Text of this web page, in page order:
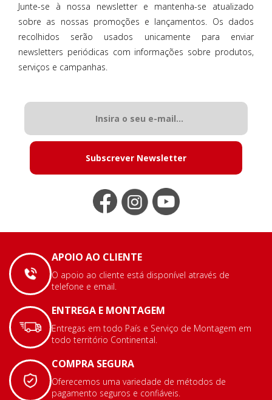
Junte-se à nossa newsletter e mantenha-se atualizado
sobre as nossas promoções e lançamentos. Os dados
recolhidos serão usados unicamente para enviar
newsletters periódicas com informações sobre produtos,
serviços e campanhas.
Subscrever Newsletter
APOIO AO CLIENTE
O apoio ao cliente está disponível através de
telefone e email.
ENTREGA E MONTAGEM
Entregas em todo País e Serviço de Montagem em
todo território Continental.
COMPRA SEGURA
Oferecemos uma variedade de métodos de
pagamento seguros e confiáveis.